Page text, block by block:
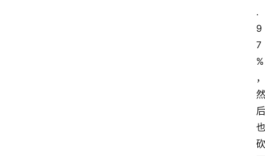
.
9
7
%
，
然
后
也
砍